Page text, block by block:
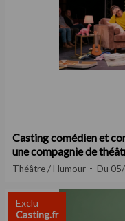
Casting comédien et
une compagnie de
Théâtre / Humour Du
Exclu
Casting.fr